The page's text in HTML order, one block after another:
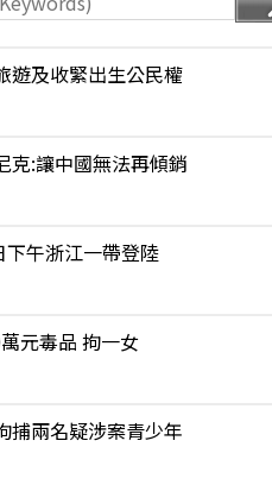
遊及收緊出生公民權
克:讓中國無法再傾銷
午浙江一帶登陸
元毒品 拘一女
捕兩名疑涉案青少年